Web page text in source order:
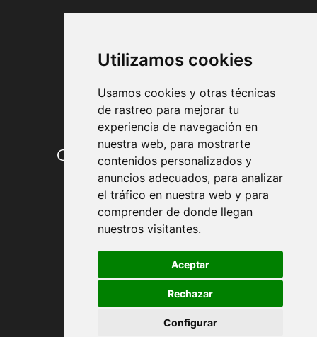
Utilizamos cookies
Usamos cookies y otras técnicas
de rastreo para mejorar tu
experiencia de navegación en
nuestra web, para mostrarte
contenidos personalizados y
anuncios adecuados, para analizar
el tráfico en nuestra web y para
comprender de donde llegan
nuestros visitantes.
Aceptar
Rechazar
Configurar
Condiciones de contratación
Envío y entrega
Devoluciones
Formas de pago
Política de Privacidad